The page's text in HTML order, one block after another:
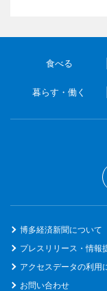
食べる
暮らす・働く
博多経済新聞について
プレスリリース・情報
アクセスデータの利用
お問い合わせ